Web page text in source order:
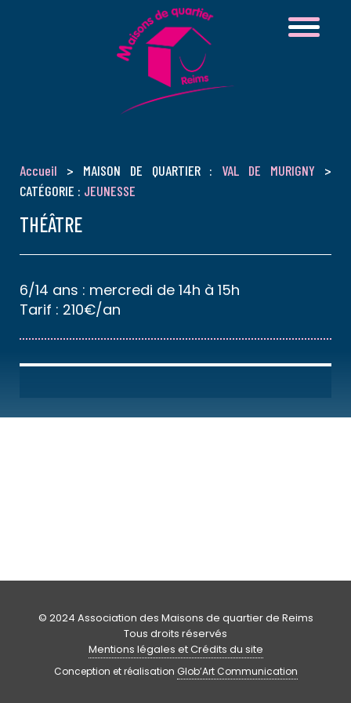
Accueil > MAISON DE QUARTIER : VAL DE MURIGNY >
CATÉGORIE : JEUNESSE
THÉÂTRE
6/14 ans : mercredi de 14h à 15h
Tarif : 210€/an
© 2024 Association des Maisons de quartier de Reims
Tous droits réservés
Mentions légales et Crédits du site
Conception et réalisation Glob’Art Communication